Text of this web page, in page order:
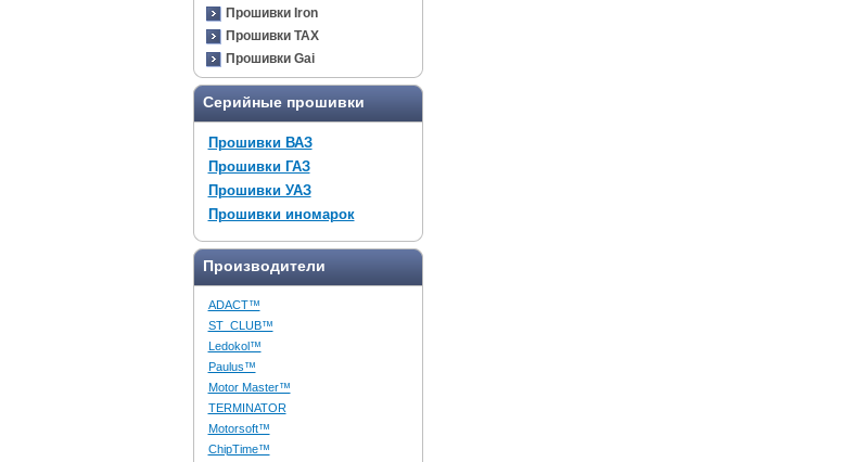
Прошивки Iron
Прошивки TAX
Прошивки Gai
Серийные прошивки
Прошивки ВАЗ
Прошивки ГАЗ
Прошивки УАЗ
Прошивки иномарок
Производители
ADACT™
ST_CLUB™
Ledokol™
Paulus™
Motor Master™
TERMINATOR
Motorsoft™
ChipTime™